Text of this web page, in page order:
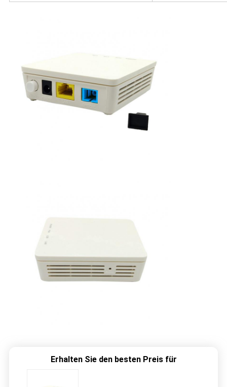
Erhalten Sie den besten Preis für